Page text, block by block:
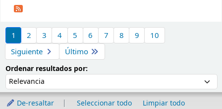
1
2 3 4 5 6 7 8 9
10
Siguiente
Último
Ordenar resultados por:
De-resaltar Seleccionar todo
Limpiar todo